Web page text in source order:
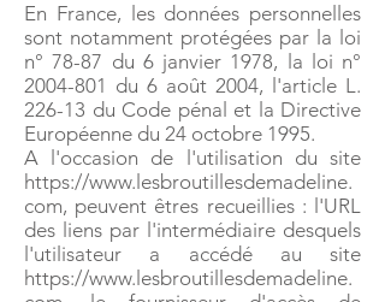
En France, les données personnelles
sont notamment protégées par la loi
n° 78-87 du 6 janvier 1978, la loi n°
2004-801 du 6 août 2004, l'article L.
226-13 du Code pénal et la Directive
Européenne du 24 octobre 1995.
A l'occasion de l'utilisation du site
https://www.lesbroutillesdemadeline.
com, peuvent êtres recueillies : l'URL
des liens par l'intermédiaire desquels
l'utilisateur a accédé au site
https://www.lesbroutillesdemadeline.